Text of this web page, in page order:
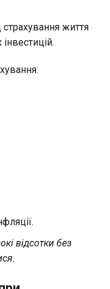
страхування життя
відсотки без